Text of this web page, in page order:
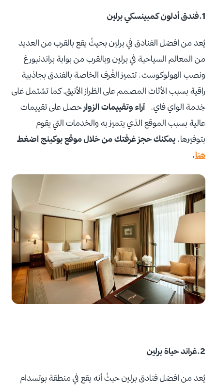
1.فندق أدلون كمبينسكي برلين
يُعد من افضل الفنادق في برلين بحيثُ يقع بالقرب من العديد
من المعالم السياحية في برلين وبالقرب من بوابة براندنبورغ
ونصب الهولوكوست. تتميز الغُرف الخاصة بالفندق بجاذبية
راقية بسبب الأثاث المصمم على الطّراز الأنيق، كما تشتمل عَلى
خِدمة الواي فاي.آراء وتقييمات الزوار حصل على تقييمات
عالية بسبب الموقع الذي يتميز به والخدمات التي يقوم
بتوفيرها. يمكنك حجز غرفتك من خلال موقع بوكينج اضغط
هنا.
2.غراند حياة برلين
يُعد من افضل فنادق برلين حيثُ أنه يقع في منطقة بوتسدام